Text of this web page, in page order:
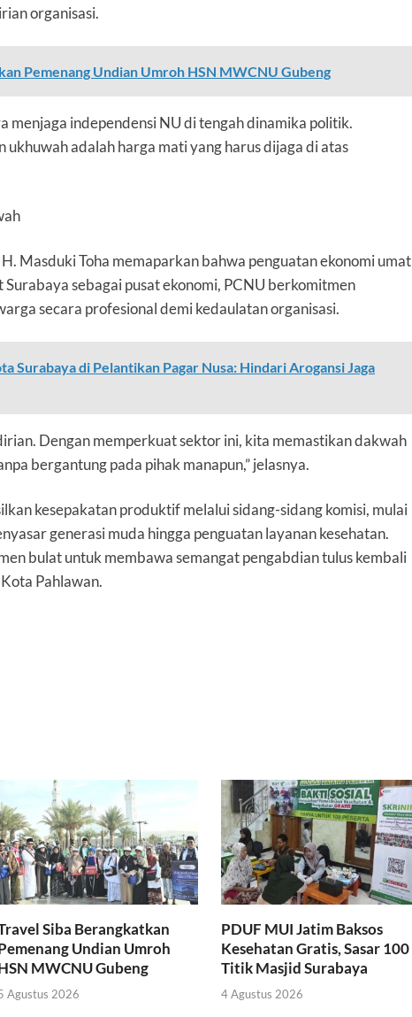
organisasi.
Pemenang Undian Umroh HSN MWCNU Gubeng
menjaga independensi NU di tengah dinamika politik.
adalah harga mati yang harus dijaga di atas
Masduki Toha memaparkan bahwa penguatan ekonomi umat
sebagai pusat ekonomi, PCNU berkomitmen
secara profesional demi kedaulatan organisasi.
Surabaya di Pelantikan Pagar Nusa: Hindari Arogansi Jaga
Dengan memperkuat sektor ini, kita memastikan dakwah
bergantung pada pihak manapun,” jelasnya.
kesepakatan produktif melalui sidang-sidang komisi, mulai
generasi muda hingga penguatan layanan kesehatan.
bulat untuk membawa semangat pengabdian tulus kembali
Pahlawan.
Siba Berangkatkan
Undian Umroh
MWCNU Gubeng
Agustus 2026
PDUF MUI Jatim Baksos
Kesehatan Gratis, Sasar 100
Titik Masjid Surabaya
4 Agustus 2026